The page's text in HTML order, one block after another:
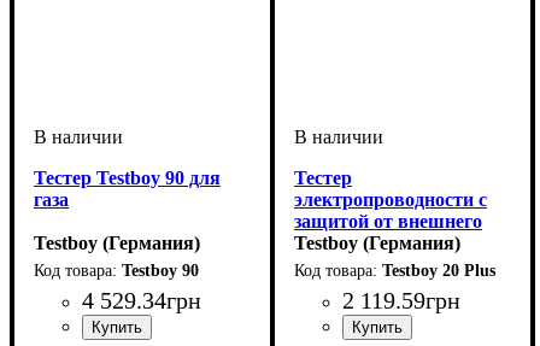
Тестер Testboy 90 для
газа
Testboy (Германия)
Testboy 90
4 529.34грн
Тестер
электропроводности с
защитой от внешнего
напряжения
Testboy (Германия)
Testboy 20 Plus
2 119.59грн